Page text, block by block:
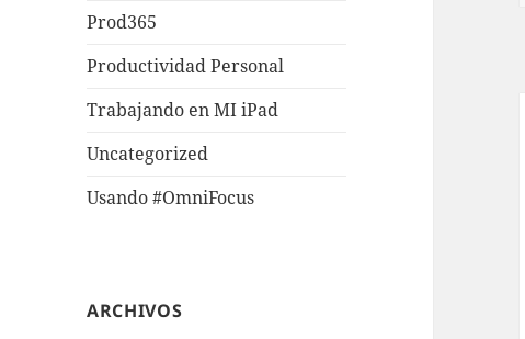
Prod365
Productividad Personal
Trabajando en MI iPad
Uncategorized
Usando #OmniFocus
ARCHIVOS